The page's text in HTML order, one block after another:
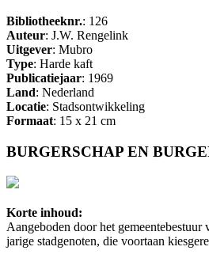
Bibliotheeknr.: 126
Auteur: J.W. Rengelink
Uitgever: Mubro
Type: Harde kaft
Publicatiejaar: 1969
Land: Nederland
Locatie: Stadsontwikkeling
Formaat: 15 x 21 cm
BURGERSCHAP EN
Korte inhoud:
Aangeboden door het gemeentebestuur
jarige stadgenoten, die voortaan